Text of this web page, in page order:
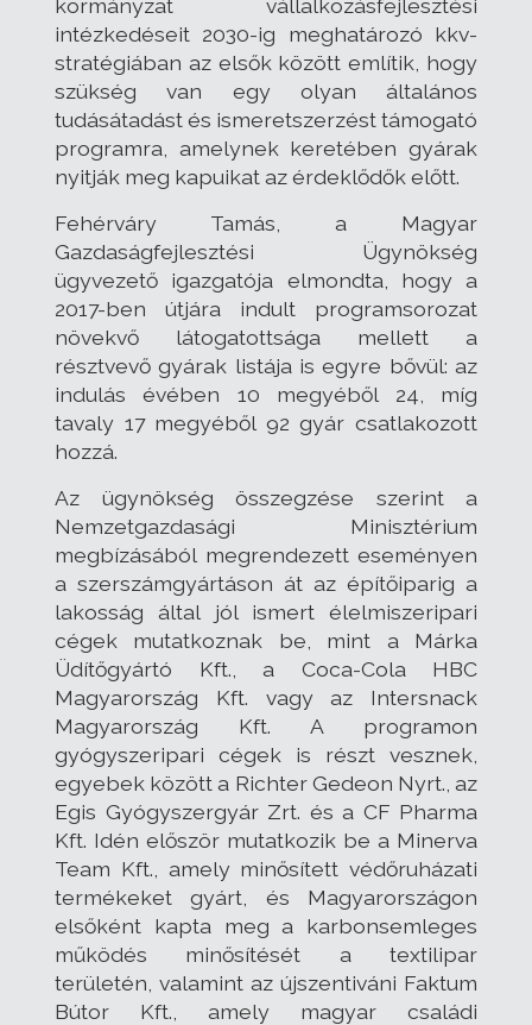
kormányzat vállalkozásfejlesztési
intézkedéseit 2030-ig meghatározó kkv-
stratégiában az elsők között említik, hogy
szükség van egy olyan általános
tudásátadást és ismeretszerzést támogató
programra, amelynek keretében gyárak
nyitják meg kapuikat az érdeklődők előtt.
Fehérváry Tamás, a Magyar
Gazdaságfejlesztési Ügynökség
ügyvezető igazgatója elmondta, hogy a
2017-ben útjára indult programsorozat
növekvő látogatottsága mellett a
résztvevő gyárak listája is egyre bővül: az
indulás évében 10 megyéből 24, míg
tavaly 17 megyéből 92 gyár csatlakozott
hozzá.
Az ügynökség összegzése szerint a
Nemzetgazdasági Minisztérium
megbízásából megrendezett eseményen
a szerszámgyártáson át az építőiparig a
lakosság által jól ismert élelmiszeripari
cégek mutatkoznak be, mint a Márka
Üdítőgyártó Kft., a Coca-Cola HBC
Magyarország Kft. vagy az Intersnack
Magyarország Kft. A programon
gyógyszeripari cégek is részt vesznek,
egyebek között a Richter Gedeon Nyrt., az
Egis Gyógyszergyár Zrt. és a CF Pharma
Kft. Idén először mutatkozik be a Minerva
Team Kft., amely minősített védőruházati
termékeket gyárt, és Magyarországon
elsőként kapta meg a karbonsemleges
működés minősítését a textilipar
területén, valamint az újszentiváni Faktum
Bútor Kft., amely magyar családi